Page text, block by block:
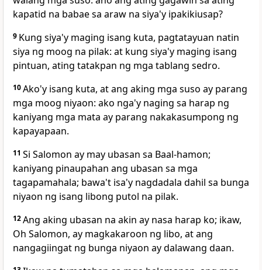
kapatid na babae sa araw na siya'y ipakikiusap?
9 Kung siya'y maging isang kuta, pagtatayuan natin
siya ng moog na pilak: at kung siya'y maging isang
pintuan, ating tatakpan ng mga tablang sedro.
10Ako'y isang kuta, at ang aking mga suso ay parang
mga moog niyaon: ako nga'y naging sa harap ng
kaniyang mga mata ay parang nakakasumpong ng
kapayapaan.
11 Si Salomon ay may ubasan sa Baal-hamon;
kaniyang pinaupahan ang ubasan sa mga
tagapamahala; bawa't isa'y nagdadala dahil sa bunga
niyaon ng isang libong putol na pilak.
12Ang aking ubasan na akin ay nasa harap ko; ikaw,
Oh Salomon, ay magkakaroon ng libo, at ang
nangagiingat ng bunga niyaon ay dalawang daan.